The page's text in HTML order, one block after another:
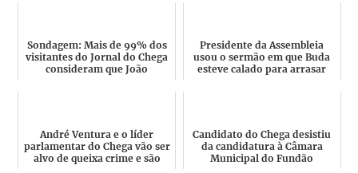
Sondagem: Mais de 99% dos
visitantes do Jornal do Chega
consideram que João
Presidente da Assembleia
usou o sermão em que Buda
esteve calado para arrasar
André Ventura e o líder
parlamentar do Chega vão ser
alvo de queixa crime e são
Candidato do Chega desistiu
da candidatura à Câmara
Municipal do Fundão